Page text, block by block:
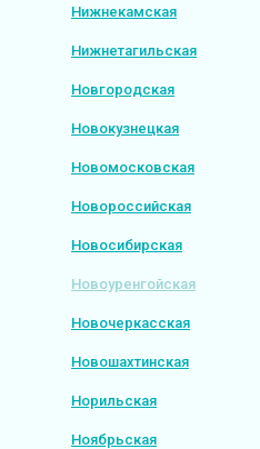
Нижнекамская
Нижнетагильская
Новгородская
Новокузнецкая
Новомосковская
Новороссийская
Новосибирская
Новоуренгойская
Новочеркасская
Новошахтинская
Норильская
Ноябрьская